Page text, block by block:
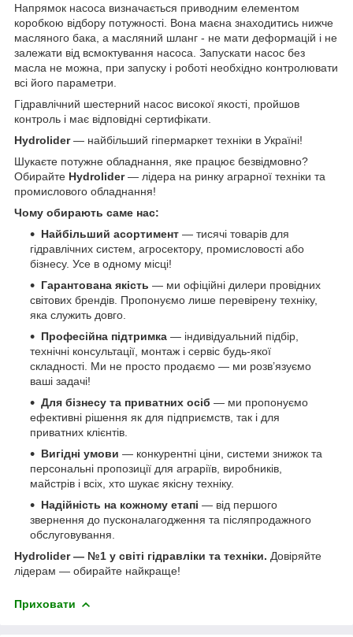
Напрямок насоса визначається приводним елементом
коробкою відбору потужності. Вона маєна знаходитись нижче
масляного бака, а масляний шланг - не мати деформацій і не
залежати від всмоктування насоса. Запускати насос без
масла не можна, при запуску і роботі необхідно контролювати
всі його параметри.
Гідравлічний шестерний насос високої якості, пройшов
контроль і має відповідні сертифікати.
Hydrolider— найбільший гіпермаркет техніки в Україні!
Шукаєте потужне обладнання, яке працює безвідмовно?
Обирайте Hydrolider— лідера на ринку аграрної техніки та
промислового обладнання!
Чому обирають саме нас:
Найбільший асортимент — тисячі товарів для
гідравлічних систем, агросектору, промисловості або
бізнесу. Усе в одному місці!
Гарантована якість — ми офіційні дилери провідних
світових брендів. Пропонуємо лише перевірену техніку,
яка служить довго.
Професійна підтримка — індивідуальний підбір,
технічні консультації, монтаж і сервіс будь-якої
складності. Ми не просто продаємо — ми розв’язуємо
ваші задачі!
Для бізнесу та приватних осіб — ми пропонуємо
ефективні рішення як для підприємств, так і для
приватних клієнтів.
Вигідні умови — конкурентні ціни, системи знижок та
персональні пропозиції для аграріїв, виробників,
майстрів і всіх, хто шукає якісну техніку.
Надійність на кожному етапі — від першого
звернення до пусконалагодження та післяпродажного
обслуговування.
Hydrolider — №1 у світі гідравліки та техніки. Довіряйте
лідерам — обирайте найкраще!
Приховати